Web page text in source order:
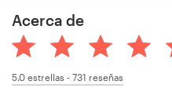
Acerca de
5.0 estrellas - 731 reseñas
de
diseño
Concursos de diseño